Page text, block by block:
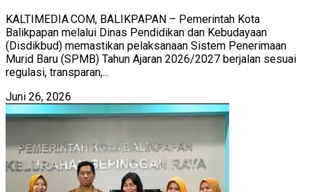
KALTIMEDIA.COM, BALIKPAPAN – Pemerintah Kota
Balikpapan melalui Dinas Pendidikan dan Kebudayaan
(Disdikbud) memastikan pelaksanaan Sistem Penerimaan
Murid Baru (SPMB) Tahun Ajaran 2026/2027 berjalan sesuai
regulasi, transparan,...
Juni 26, 2026